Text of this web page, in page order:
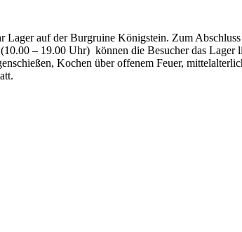
auf der Burgruine Königstein. Zum
– 19.00 Uhr) können die Besucher das
Kochen über offenem Feuer,